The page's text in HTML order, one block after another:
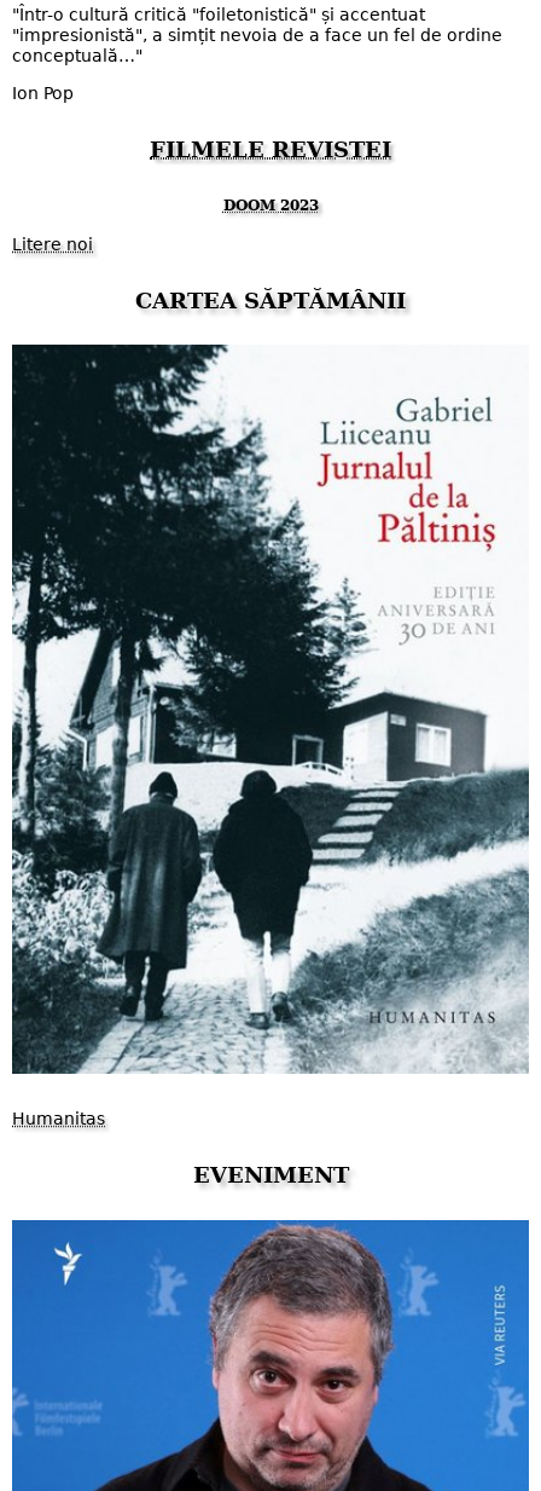
"Într-o cultură critică "foiletonistică" și accentuat
"impresionistă", a simțit nevoia de a face un fel de ordine
conceptuală…"
Ion Pop
FILMELE REVISTEI
DOOM 2023
Litere noi
CARTEA SĂPTĂMÂNII
Humanitas
EVENIMENT